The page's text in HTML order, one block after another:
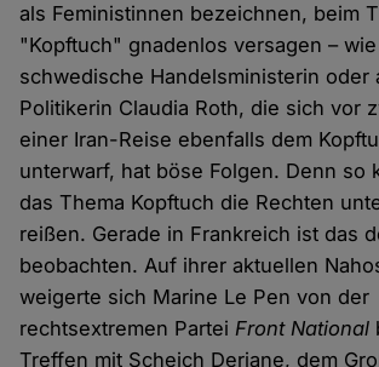
als Feministinnen bezeichnen, beim
"Kopftuch" gnadenlos versagen –
schwedische Handelsministerin oder
Politikerin Claudia Roth, die sich vor
einer Iran-Reise ebenfalls dem
unterwarf, hat böse Folgen. Denn so
das Thema Kopftuch die Rechten
reißen. Gerade in Frankreich ist das
beobachten. Auf ihrer aktuellen
weigerte sich Marine Le Pen von der
rechtsextremen ParteiFront National
Treffen mit Scheich Deriane, dem